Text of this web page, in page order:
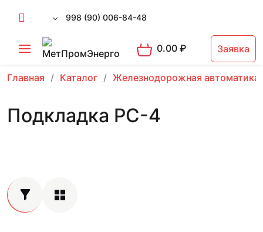
998 (90) 006-84-48
0.00₽ Заявка
Главная Каталог Железнодорожная автоматика
Подкладка РС-4